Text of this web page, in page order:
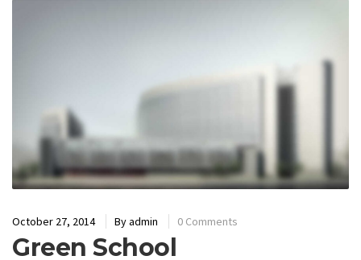
October 27, 2014 Byadmin 0 Comments
Green School